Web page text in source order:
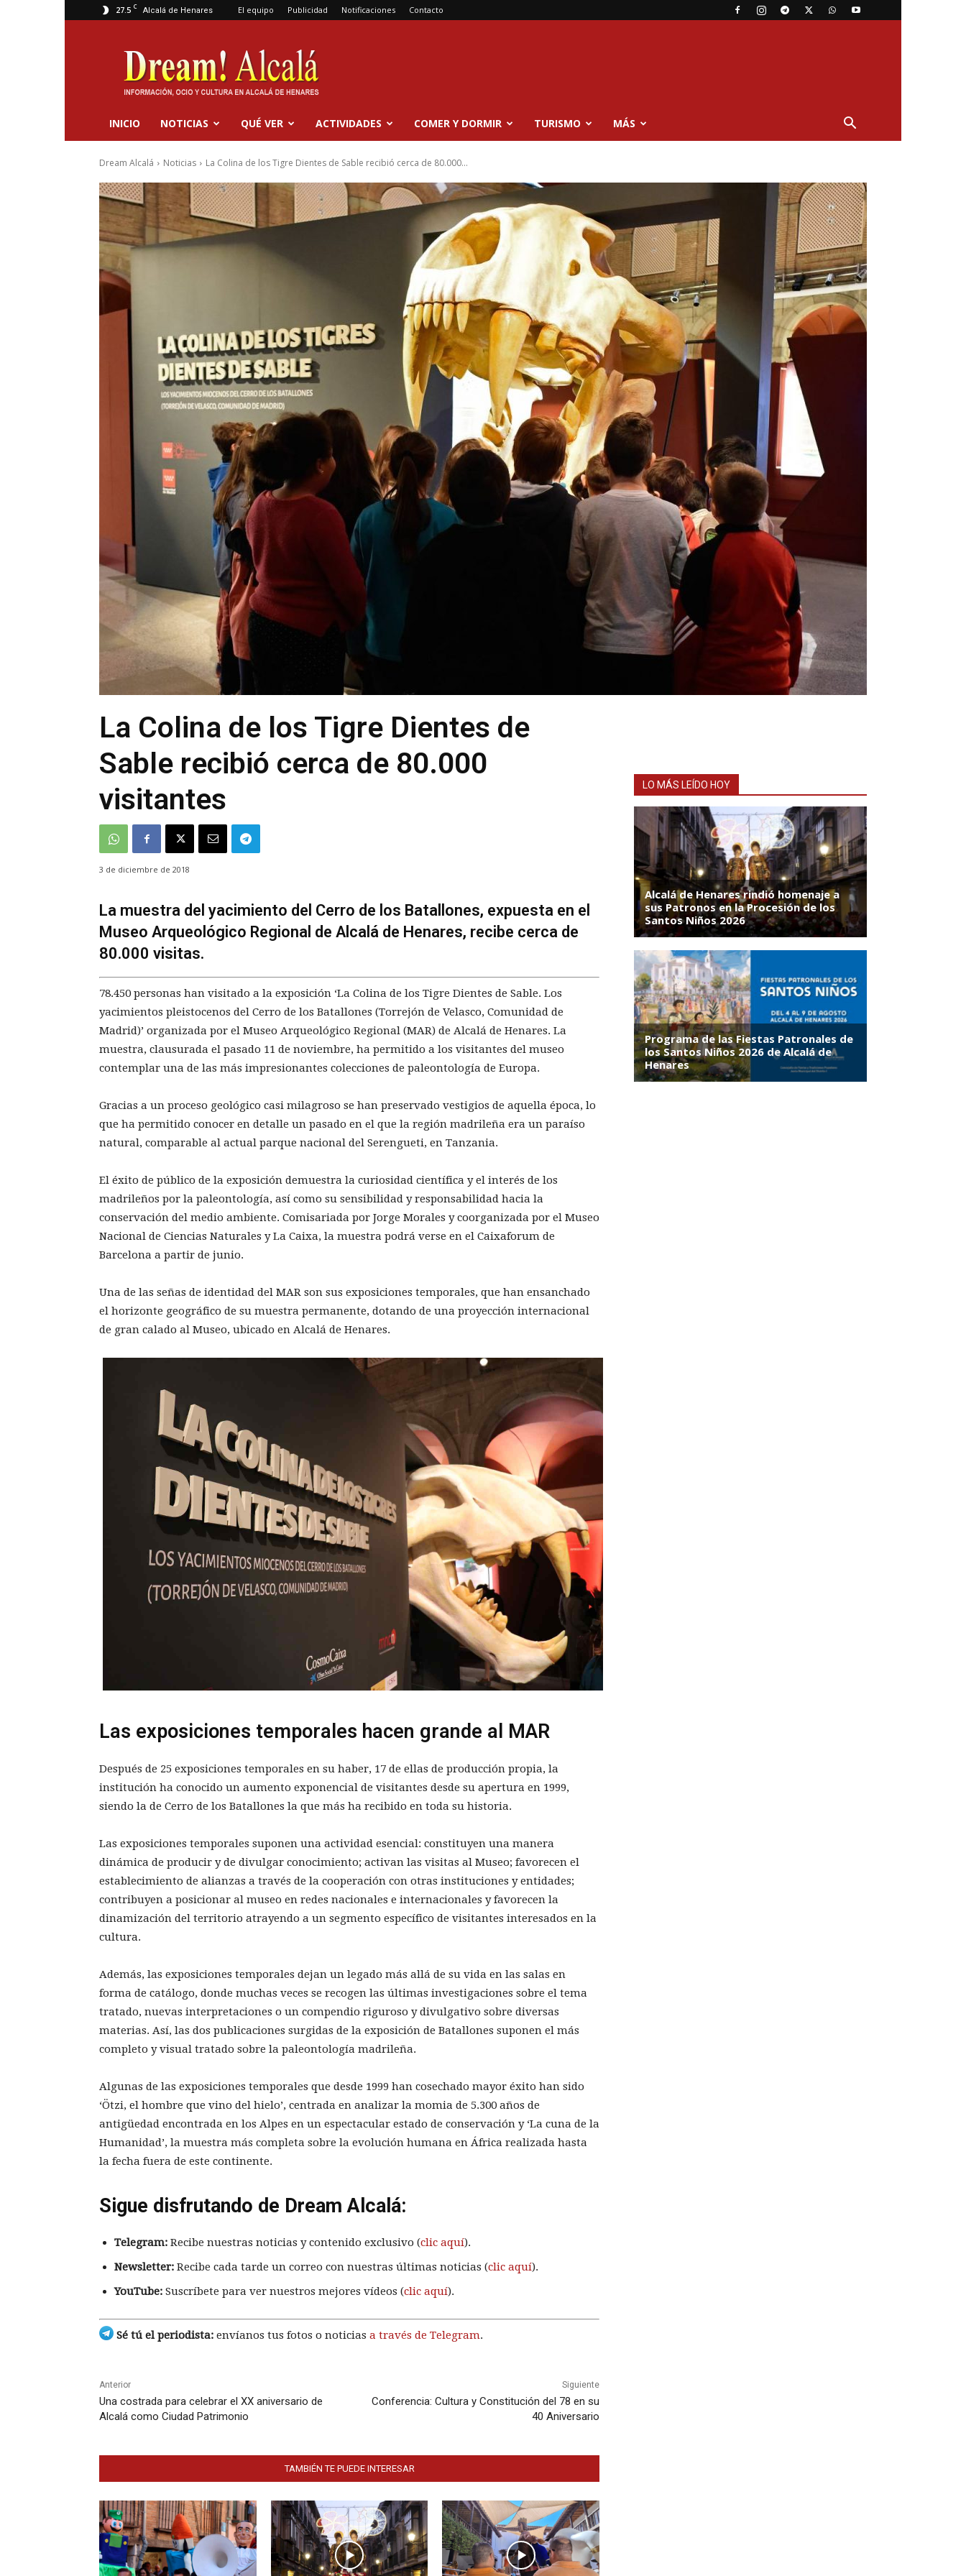
27.5 C Alcalá de Henares El equipo Publicidad Notificaciones Contacto
Dream
Alcalá
INICIO NOTICIAS QUÉ VER ACTIVIDADES COMER Y DORMIR TURISMO MÁS
Dream Alcalá Noticias La Colina de los Tigre Dientes de Sable recibió cerca de 80.000...
La Colina de los Tigre Dientes de
Sable recibió cerca de 80.000
visitantes
3 de diciembre de 2018
La muestra del yacimiento del Cerro de los Batallones, expuesta en el
Museo Arqueológico Regional de Alcalá de Henares, recibe cerca de
80.000 visitas.
78.450 personas han visitado a la exposición ‘La Colina de los Tigre Dientes de Sable. Los
yacimientos pleistocenos del Cerro de los Batallones (Torrejón de Velasco, Comunidad de
Madrid)’ organizada por el Museo Arqueológico Regional (MAR) de Alcalá de Henares. La
muestra, clausurada el pasado 11 de noviembre, ha permitido a los visitantes del museo
contemplar una de las más impresionantes colecciones de paleontología de Europa.
Gracias a un proceso geológico casi milagroso se han preservado vestigios de aquella época, lo
que ha permitido conocer en detalle un pasado en el que la región madrileña era un paraíso
natural, comparable al actual parque nacional del Serengueti, en Tanzania.
El éxito de público de la exposición demuestra la curiosidad científica y el interés de los
madrileños por la paleontología, así como su sensibilidad y responsabilidad hacia la
conservación del medio ambiente. Comisariada por Jorge Morales y coorganizada por el Museo
Nacional de Ciencias Naturales y La Caixa, la muestra podrá verse en el Caixaforum de
Barcelona a partir de junio.
Una de las señas de identidad del MAR son sus exposiciones temporales, que han ensanchado
el horizonte geográfico de su muestra permanente, dotando de una proyección internacional
de gran calado al Museo, ubicado en Alcalá de Henares.
Las exposiciones temporales hacen grande al MAR
Después de 25 exposiciones temporales en su haber, 17 de ellas de producción propia, la
institución ha conocido un aumento exponencial de visitantes desde su apertura en 1999,
siendo la de Cerro de los Batallones la que más ha recibido en toda su historia.
Las exposiciones temporales suponen una actividad esencial: constituyen una manera
dinámica de producir y de divulgar conocimiento; activan las visitas al Museo; favorecen el
establecimiento de alianzas a través de la cooperación con otras instituciones y entidades;
contribuyen a posicionar al museo en redes nacionales e internacionales y favorecen la
dinamización del territorio atrayendo a un segmento específico de visitantes interesados en la
cultura.
Además, las exposiciones temporales dejan un legado más allá de su vida en las salas en
forma de catálogo, donde muchas veces se recogen las últimas investigaciones sobre el tema
tratado, nuevas interpretaciones o un compendio riguroso y divulgativo sobre diversas
materias. Así, las dos publicaciones surgidas de la exposición de Batallones suponen el más
completo y visual tratado sobre la paleontología madrileña.
Algunas de las exposiciones temporales que desde 1999 han cosechado mayor éxito han sido
‘Ötzi, el hombre que vino del hielo’, centrada en analizar la momia de 5.300 años de
antigüedad encontrada en los Alpes en un espectacular estado de conservación y ‘La cuna de la
Humanidad’, la muestra más completa sobre la evolución humana en África realizada hasta
la fecha fuera de este continente.
Sigue disfrutando de Dream Alcalá:
Telegram: Recibe nuestras noticias y contenido exclusivo (clic aquí).
Newsletter: Recibe cada tarde un correo con nuestras últimas noticias (clic aquí).
YouTube: Suscríbete para ver nuestros mejores vídeos (clic aquí).
Sé tú el periodista: envíanos tus fotos o noticias a través de Telegram.
Anterior
Una costrada para celebrar el XX aniversario de
Alcalá como Ciudad Patrimonio
Siguiente
Conferencia: Cultura y Constitución del 78 en su
40 Aniversario
TAMBIÉN TE PUEDE INTERESAR
LO MÁS LEÍDO HOY